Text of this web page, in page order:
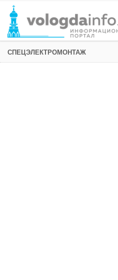
СПЕЦЭЛЕКТРОМОНТАЖ